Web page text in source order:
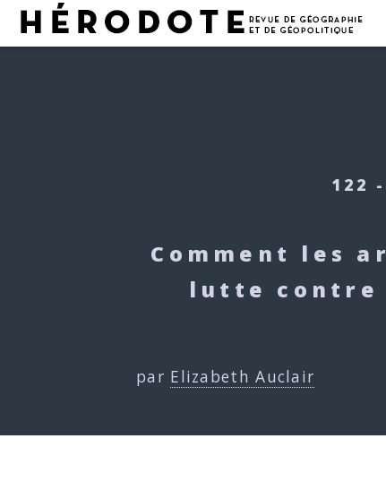
122
Comment les
lutte contre
par Elizabeth Auclair